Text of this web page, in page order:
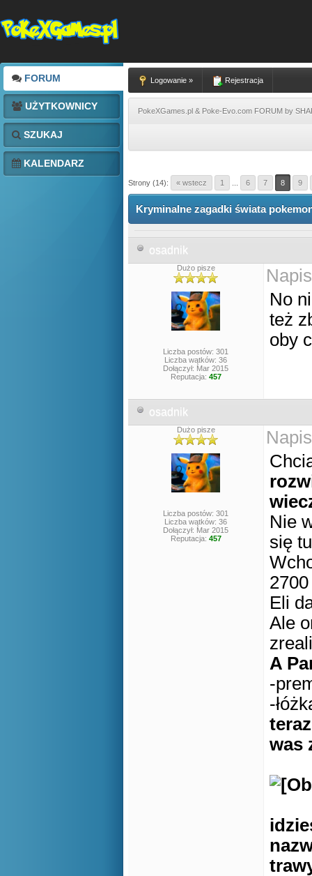
FORUM
UŻYTKOWNICY
SZUKAJ
KALENDARZ
Logowanie » Rejestracja
PokeXGames.pl & Poke-Evo.com FORUM by
Strony (14): « wstecz 1 6 7 8 9
Kryminalne zagadki świata
osadnik
Dużo pisze
Liczba postów: 301
Liczba wątków: 36
Dołączył: Mar 2015
Reputacja: 457
No
też
oby
osadnik
Dużo pisze
Liczba postów: 301
Liczba wątków: 36
Dołączył: Mar 2015
Reputacja: 457
Nie
się
Eli
Ale
A
-
-
was